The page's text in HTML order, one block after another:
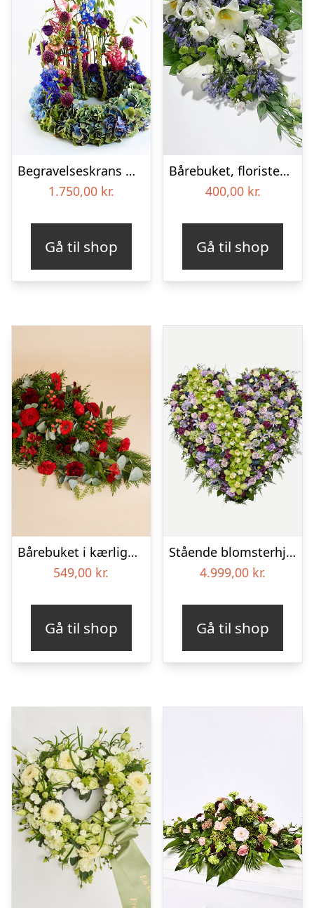
Begravelseskrans med hortensia og farverige detaljer – Blomster til begravelse
1.750,00 kr.
Gå til shop
Bårebuket, floristens valg – Blomster til begravelse
400,00 kr.
Gå til shop
Bårebuket i kærlighedens farver
549,00 kr.
Gå til shop
Stående blomsterhjerte – Et eksklusivt farvel
4.999,00 kr.
Gå til shop